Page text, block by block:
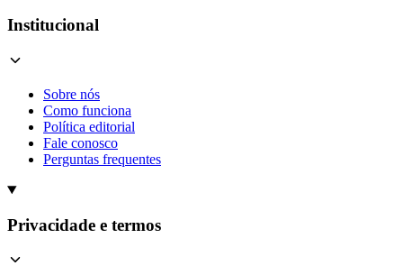
Institucional
Sobre nós
Como funciona
Política editorial
Fale conosco
Perguntas frequentes
Privacidade e termos